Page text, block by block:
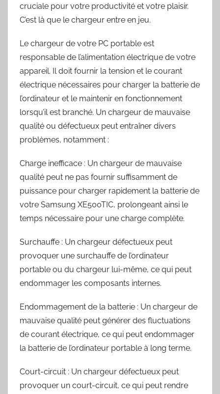
cruciale pour votre productivité et votre plaisir.
C’est là que le chargeur entre en jeu.
Le chargeur de votre PC portable est
responsable de l’alimentation électrique de votre
appareil. Il doit fournir la tension et le courant
électrique nécessaires pour charger la batterie de
l’ordinateur et le maintenir en fonctionnement
lorsqu’il est branché. Un chargeur de mauvaise
qualité ou défectueux peut entraîner divers
problèmes, notamment :
Charge inefficace : Un chargeur de mauvaise
qualité peut ne pas fournir suffisamment de
puissance pour charger rapidement la batterie de
votre Samsung XE500TIC, prolongeant ainsi le
temps nécessaire pour une charge complète.
Surchauffe : Un chargeur défectueux peut
provoquer une surchauffe de l’ordinateur
portable ou du chargeur lui-même, ce qui peut
endommager les composants internes.
Endommagement de la batterie : Un chargeur de
mauvaise qualité peut générer des fluctuations
de courant électrique, ce qui peut endommager
la batterie de l’ordinateur portable à long terme.
Court-circuit : Un chargeur défectueux peut
provoquer un court-circuit, ce qui peut rendre